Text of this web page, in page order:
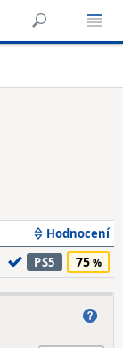
Hodnocení
PS5 75